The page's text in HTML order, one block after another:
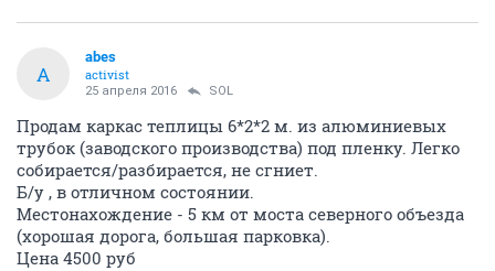
A
abes
activist
25 апреля 2016 SOL
Продам каркас теплицы 6*2*2 м. из алюминиевых
трубок (заводского производства) под пленку. Легко
собирается/разбирается, не сгниет.
Б/у , в отличном состоянии.
Местонахождение - 5 км от моста северного объезда
(хорошая дорога, большая парковка).
Цена 4500 руб